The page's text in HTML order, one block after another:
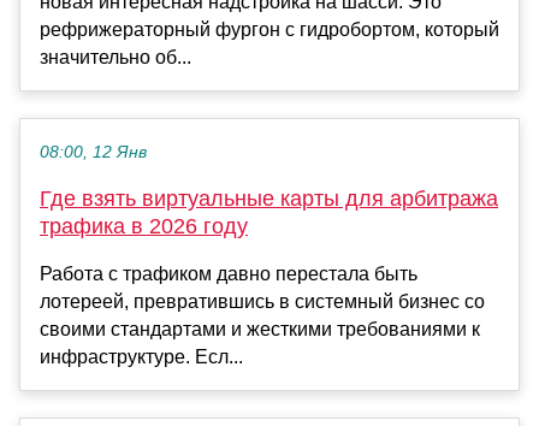
рефрижераторный фургон с гидробортом, который
значительно об...
08:00, 12 Янв
Где взять виртуальные карты для арбитража
трафика в 2026 году
Работа с трафиком давно перестала быть
лотереей, превратившись в системный бизнес со
своими стандартами и жесткими требованиями к
инфраструктуре. Есл...